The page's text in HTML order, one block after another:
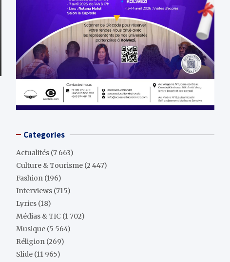
Categories
Actualités (7 663)
Culture & Tourisme (2 447)
Fashion (196)
Interviews (715)
Lyrics (18)
Médias & TIC (1 702)
Musique (5 564)
Réligion (269)
Slide (11 965)